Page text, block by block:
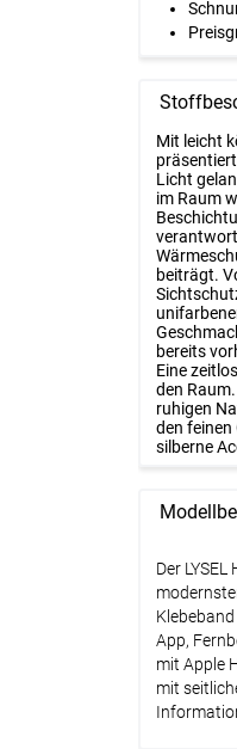
Mit leicht
Licht
im Raum
beiträgt.
bereits
Eine
den
ruhigen
den feinen
silberne
Der
App,
mit Apple
mit